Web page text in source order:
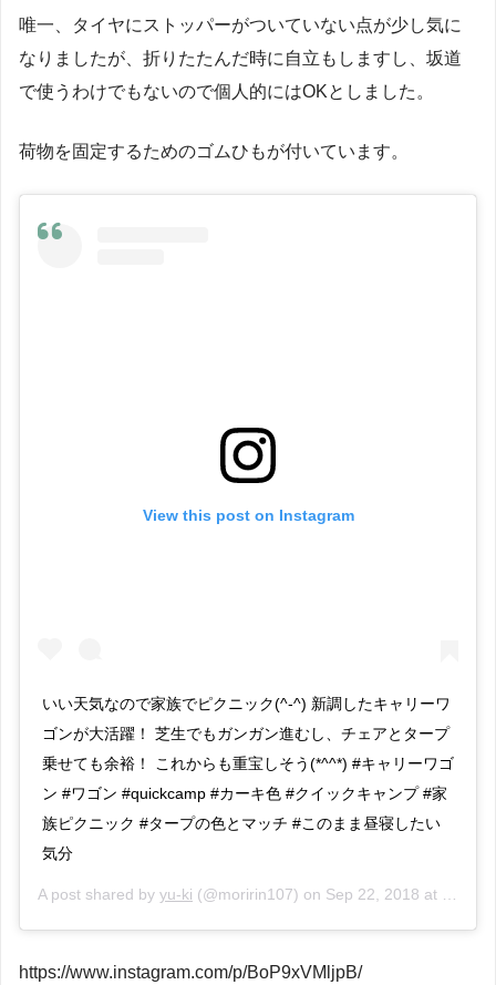
唯一、タイヤにストッパーがついていない点が少し気に
なりましたが、折りたたんだ時に自立もしますし、坂道
で使うわけでもないので個人的にはOKとしました。
荷物を固定するためのゴムひもが付いています。
View this post on Instagram
いい天気なので家族でピクニック(^-^) 新調したキャリーワ
ゴンが大活躍！ 芝生でもガンガン進むし、チェアとタープ
乗せても余裕！ これからも重宝しそう(*^^*) #キャリーワゴ
ン #ワゴン #quickcamp #カーキ色 #クイックキャンプ #家
族ピクニック #タープの色とマッチ #このまま昼寝したい
気分
A post shared by yu-ki (@moririn107) on Sep 22, 2018 at 8:03pm PDT
https://www.instagram.com/p/BoP9xVMljpB/